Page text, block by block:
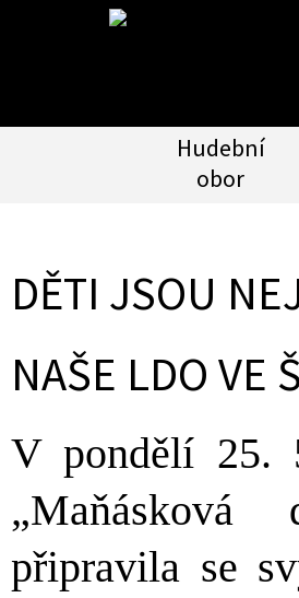
Hudební
obor
DĚTI JSOU
NAŠE LDO VE
V pondělí 25.
„Maňásková
připravila se